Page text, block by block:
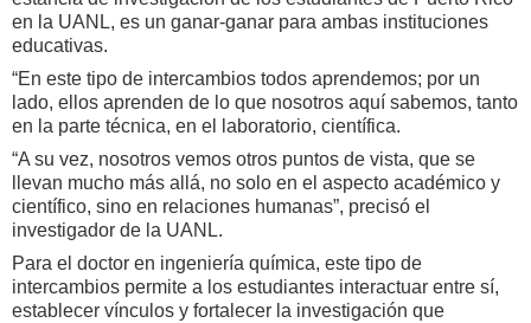
en la UANL, es un ganar-ganar para ambas instituciones
educativas.
“En este tipo de intercambios todos aprendemos; por un
lado, ellos aprenden de lo que nosotros aquí sabemos, tanto
en la parte técnica, en el laboratorio, científica.
“A su vez, nosotros vemos otros puntos de vista, que se
llevan mucho más allá, no solo en el aspecto académico y
científico, sino en relaciones humanas”, precisó el
investigador de la UANL.
Para el doctor en ingeniería química, este tipo de
intercambios permite a los estudiantes interactuar entre sí,
establecer vínculos y fortalecer la investigación que